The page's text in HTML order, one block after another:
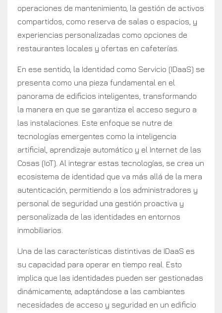
operaciones de mantenimiento, la gestión de activos
compartidos, como reserva de salas o espacios, y
experiencias personalizadas como opciones de
restaurantes locales y ofertas en cafeterías.
En ese sentido, la Identidad como Servicio (IDaaS) se
presenta como una pieza fundamental en el
panorama de edificios inteligentes, transformando
la manera en que se garantiza el acceso seguro a
las instalaciones. Este enfoque se nutre de
tecnologías emergentes como la inteligencia
artificial, aprendizaje automático y el Internet de las
Cosas (IoT). Al integrar estas tecnologías, se crea un
ecosistema de identidad que va más allá de la mera
autenticación, permitiendo a los administradores y
personal de seguridad una gestión proactiva y
personalizada de las identidades en entornos
inmobiliarios.
Una de las características distintivas de IDaaS es
su capacidad para operar en tiempo real. Esto
implica que las identidades pueden ser gestionadas
dinámicamente, adaptándose a las cambiantes
necesidades de acceso y seguridad en un edificio